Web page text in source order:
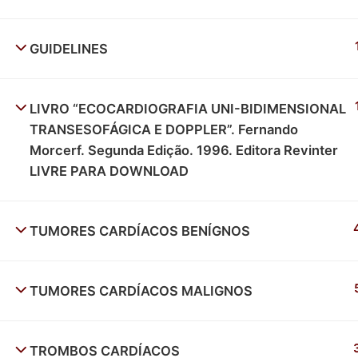
GUIDELINES
LIVRO “ECOCARDIOGRAFIA UNI-BIDIMENSIONAL
TRANSESOFÁGICA E DOPPLER”. Fernando
Morcerf. Segunda Edição. 1996. Editora Revinter
LIVRE PARA DOWNLOAD
TUMORES CARDÍACOS BENÍGNOS
TUMORES CARDÍACOS MALIGNOS
TROMBOS CARDÍACOS